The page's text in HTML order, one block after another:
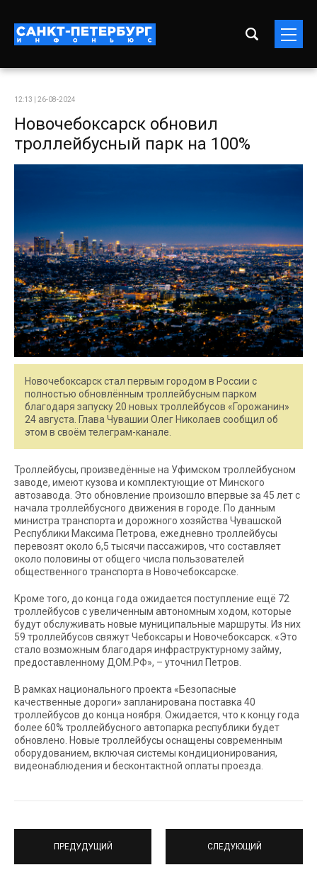
12:13 | 26-08-2024
Новочебоксарск обновил
троллейбусный парк на 100%
Новочебоксарск стал первым городом в России с
полностью обновлённым троллейбусным парком
благодаря запуску 20 новых троллейбусов «Горожанин»
24 августа. Глава Чувашии Олег Николаев сообщил об
этом в своём телеграм-канале.
Троллейбусы, произведённые на Уфимском троллейбусном
заводе, имеют кузова и комплектующие от Минского
автозавода. Это обновление произошло впервые за 45 лет с
начала троллейбусного движения в городе. По данным
министра транспорта и дорожного хозяйства Чувашской
Республики Максима Петрова, ежедневно троллейбусы
перевозят около 6,5 тысячи пассажиров, что составляет
около половины от общего числа пользователей
общественного транспорта в Новочебоксарске.
Кроме того, до конца года ожидается поступление ещё 72
троллейбусов с увеличенным автономным ходом, которые
будут обслуживать новые муниципальные маршруты. Из них
59 троллейбусов свяжут Чебоксары и Новочебоксарск. «Это
стало возможным благодаря инфраструктурному займу,
предоставленному ДОМ.РФ», – уточнил Петров.
В рамках национального проекта «Безопасные
качественные дороги» запланирована поставка 40
троллейбусов до конца ноября. Ожидается, что к концу года
более 60% троллейбусного автопарка республики будет
обновлено. Новые троллейбусы оснащены современным
оборудованием, включая системы кондиционирования,
видеонаблюдения и бесконтактной оплаты проезда.
ПРЕДУДУЩИЙ СЛЕДУЮЩИЙ